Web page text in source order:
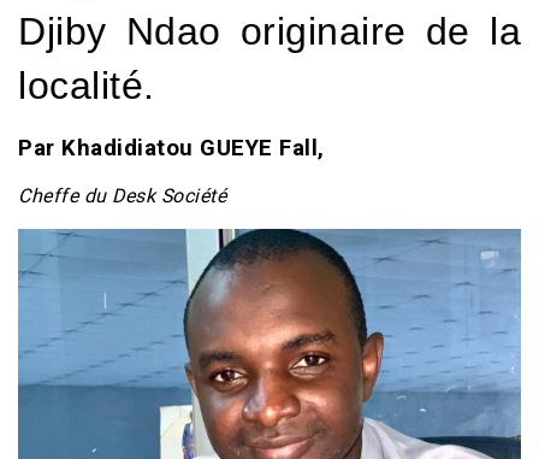
Djiby Ndao originaire de la
localité.
Par Khadidiatou GUEYE Fall,
Cheffe du Desk Société